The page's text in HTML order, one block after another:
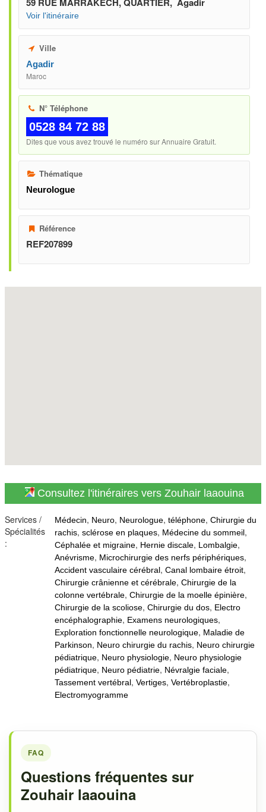
Voir l'itinéraire
Ville
Agadir
Maroc
N° Téléphone
0528 84 72 88
Dites que vous avez trouvé le numéro sur Annuaire Gratuit.
Thématique
Neurologue
Référence
REF207899
Consultez l'itinéraires vers Zouhair laaouina
Services /
Spécialités
:
Médecin, Neuro, Neurologue, téléphone, Chirurgie du
rachis, sclérose en plaques, Médecine du sommeil,
Céphalée et migraine, Hernie discale, Lombalgie,
Anévrisme, Microchirurgie des nerfs périphériques,
Accident vasculaire cérébral, Canal lombaire étroit,
Chirurgie crânienne et cérébrale, Chirurgie de la
colonne vertébrale, Chirurgie de la moelle épinière,
Chirurgie de la scoliose, Chirurgie du dos, Electro
encéphalographie, Examens neurologiques,
Exploration fonctionnelle neurologique, Maladie de
Parkinson, Neuro chirurgie du rachis, Neuro chirurgie
pédiatrique, Neuro physiologie, Neuro physiologie
pédiatrique, Neuro pédiatrie, Névralgie faciale,
Tassement vertébral, Vertiges, Vertébroplastie,
Electromyogramme
FAQ
Questions fréquentes sur
Zouhair laaouina